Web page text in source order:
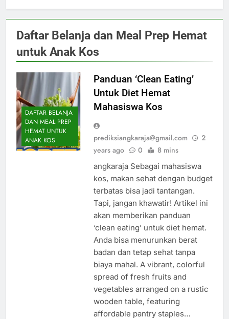
Daftar Belanja dan Meal Prep Hemat
untuk Anak Kos
DAFTAR BELANJA
DAN MEAL PREP
HEMAT UNTUK
ANAK KOS
Panduan ‘Clean Eating’
Untuk Diet Hemat
Mahasiswa Kos
prediksiangkaraja@gmail.com
2
years ago
0 8 mins
angkaraja Sebagai mahasiswa
kos, makan sehat dengan budget
terbatas bisa jadi tantangan.
Tapi, jangan khawatir! Artikel ini
akan memberikan panduan
‘clean eating’ untuk diet hemat.
Anda bisa menurunkan berat
badan dan tetap sehat tanpa
biaya mahal. A vibrant, colorful
spread of fresh fruits and
vegetables arranged on a rustic
wooden table, featuring
affordable pantry staples…